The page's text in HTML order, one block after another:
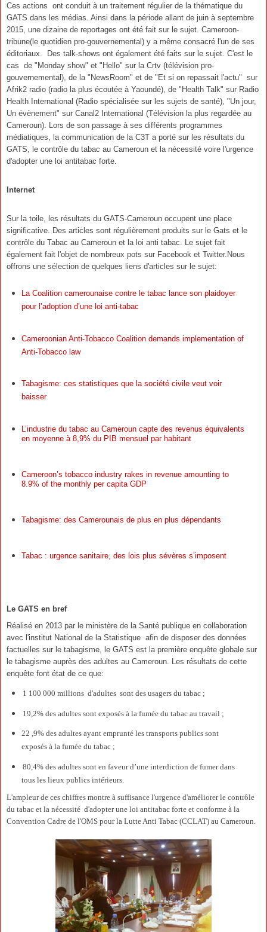
Ces actions ont conduit à un traitement régulier de la thématique du
GATS dans les médias. Ainsi dans la période allant de juin à septembre
2015, une dizaine de reportages ont été fait sur le sujet. Cameroon-
tribune(le quotidien pro-gouvernemental) y a même consacré l'un de ses
éditoriaux.
Des talk-shows ont également été faits sur le sujet. C'est le
cas de "Monday show" et "Hello" sur la Crtv (télévision pro-
gouvernemental), de la "NewsRoom" et de "Et si on repassait l'actu" sur
Afrik2 radio (radio la plus écoutée à Yaoundé), de "Health Talk" sur Radio
Health International (Radio spécialisée sur les sujets de santé), "Un jour,
Un évènement" sur Canal2 International (Télévision la plus regardée au
Cameroun). Lors de son passage à ses différents programmes
médiatiques, la communication de la C3T a porté sur les résultats du
GATS, le contrôle du tabac au Cameroun et la nécessité voire l'urgence
d'adopter une loi antitabac forte.
Internet
Sur la toile, les résultats du GATS-Cameroun occupent une place
significative. Des articles sont régulièrement produits sur le Gats et le
contrôle du Tabac au Cameroun et la loi anti tabac. Le sujet fait
également fait l'objet de nombreux pots sur Facebook et Twitter. Nous
offrons une sélection de quelques liens d'articles sur le sujet:
La Coalition camerounaise contre le tabac lance son plaidoyer
pour l’adoption d’une loi anti-tabac
Cameroonian Anti-Tobacco Coalition demands implementation of
Anti-Tobacco law
Tabagisme: ces statistiques que la société civile veut voir
baisser
L’industrie du tabac au Cameroun capte des revenus équivalents
en moyenne à 8,9% du PIB mensuel par habitant
Cameroon’s tobacco industry rakes in revenue amounting to
8.9% of the monthly per capita GDP
Tabagisme: des Camerounais de plus en plus dépendants
Tabac : urgence sanitaire, des lois plus sévères s’imposent
Le GATS en bref
Réalisé en 2013 par le ministère de la Santé publique en collaboration
avec l'institut National de la Statistique afin de disposer des données
factuelles sur le tabagisme, le GATS est la première enquête globale sur
le tabagisme auprès des adultes au Cameroun. Les résultats de cette
enquête font état de ce que:
1 100 000 millions d'adultes sont des usagers du tabac ;
19,2% des adultes sont exposés à la fumée du tabac au travail ;
22 ,9% des adultes ayant emprunté les transports publics sont
exposés à la fumée du tabac ;
80,4% des adultes sont en faveur d’une interdiction de fumer dans
tous les lieux publics intérieurs.
L'ampleur de ces chiffres montre à suffisance l'urgence d'améliorer le contrôle
du tabac et la nécessité d'adopter une loi antitabac forte et conforme à la
Convention Cadre de l'OMS pour la Lutte Anti Tabac (CCLAT) au Cameroun.